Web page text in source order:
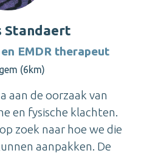
Standaert
EMDR therapeut
(6km)
aan de oorzaak van
en fysische klachten.
zoek naar hoe we die
aanpakken. De